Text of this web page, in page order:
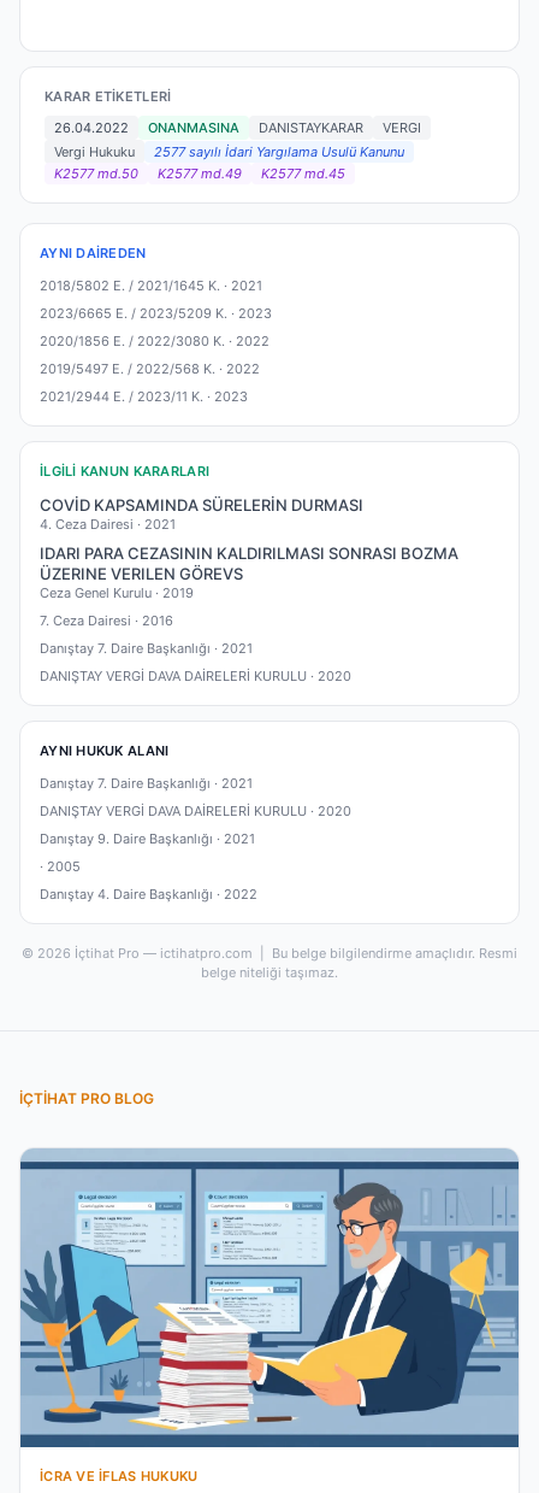
KARAR ETIKETLERI
26.04.2022
ONANMASINA DANISTAYKARAR
VERGI
Vergi Hukuku
2577 sayılı İdari Yargılama Usulü Kanunu
K2577 md.50
K2577 md.49 K2577 md.45
AYNI DAIREDEN
2018/5802 E. / 2021/1645 K. · 2021
2023/6665 E. / 2023/5209 K. · 2023
2020/1856 E. / 2022/3080 K. · 2022
2019/5497 E. / 2022/568 K. · 2022
2021/2944 E. / 2023/11 K. · 2023
İLGILI KANUN KARARLARI
COVİD KAPSAMINDA SÜRELERİN DURMASI
4. Ceza Dairesi · 2021
IDARI PARA CEZASININ KALDIRILMASI SONRASI BOZMA
ÜZERINE VERILEN GÖREVS
Ceza Genel Kurulu · 2019
7. Ceza Dairesi · 2016
Danıştay 7. Daire Başkanlığı · 2021
DANIŞTAY VERGİ DAVA DAİRELERİ KURULU · 2020
AYNI HUKUK ALANI
Danıştay 7. Daire Başkanlığı · 2021
DANIŞTAY VERGİ DAVA DAİRELERİ KURULU · 2020
Danıştay 9. Daire Başkanlığı · 2021
· 2005
Danıştay 4. Daire Başkanlığı · 2022
© 2026 İçtihat Pro — ictihatpro.com | Bu belge bilgilendirme amaçlıdır. Resmi
belge niteliği taşımaz.
İÇTIHAT PRO BLOG
İCRA VE İFLAS HUKUKU